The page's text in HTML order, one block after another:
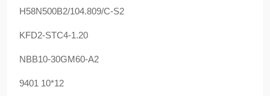
H58N500B2/104.809/C-S2
KFD2-STC4-1.20
NBB10-30GM60-A2
9401 10*12